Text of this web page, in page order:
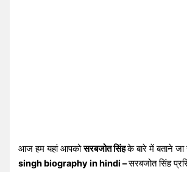
आज हम यहां आपकोसरबजोत सिंहके बारे में बताने
singh biography in hindi –सरबजोत सिंह